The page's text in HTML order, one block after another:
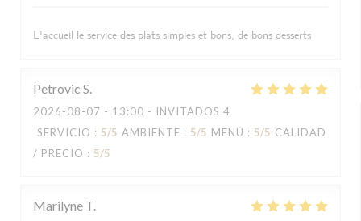
L'accueil le service des plats simples et bons, de bons desserts
Petrovic S
2026-08-07 - 13:00 - INVITADOS 4
SERVICIO : 5/5 AMBIENTE : 5/5 MENÚ : 5/5 CALIDAD
/ PRECIO : 5/5
Marilyne T